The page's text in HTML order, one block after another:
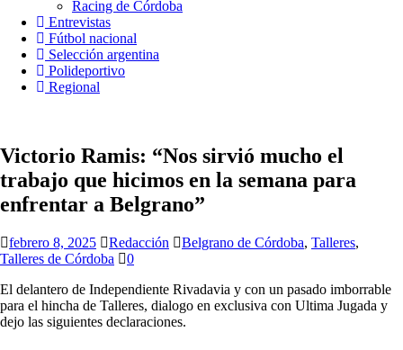
Racing de Córdoba
Entrevistas
Fútbol nacional
Selección argentina
Polideportivo
Regional
Victorio Ramis: “Nos sirvió mucho el
trabajo que hicimos en la semana para
enfrentar a Belgrano”
febrero 8, 2025 Redacción Belgrano de Córdoba, Talleres,
Talleres de Córdoba
0
El delantero de Independiente Rivadavia y con un pasado imborrable
para el hincha de Talleres, dialogo en exclusiva con Ultima Jugada y
dejo las siguientes declaraciones.